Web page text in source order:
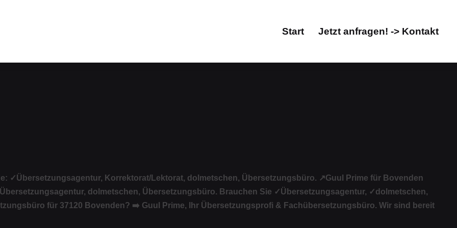
Start Jetzt anfragen! -> Kontakt
✓Übersetzungsagentur, Korrektorat/Lektorat, dolmetschen, Übersetzungsbüro. ↗️Guul Prime für Bovenden
dolmetschen, Übersetzungsbüro. Brauchen Sie ✓Übersetzungsagentur, ✓dolmetschen,
für 37120 Bovenden? ➡️ Guul Prime, Ihr Übersetzungsprofi & Fachübersetzungsbüro. Wir sind bereit